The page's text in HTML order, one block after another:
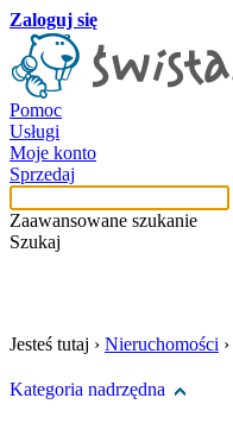
Zaloguj się
Pomoc
Usługi
Moje konto
Sprzedaj
Zaawansowane szukanie
Szukaj
Jesteś tutaj › Nieruchomości ›
Kategoria nadrzędna